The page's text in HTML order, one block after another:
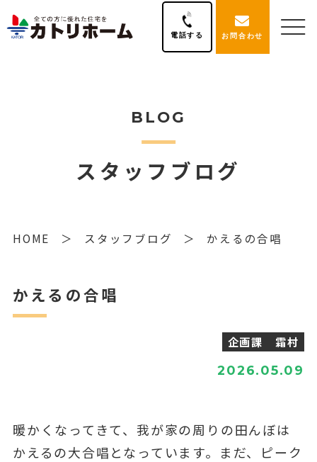
電話する お問合わせ
BLOG
スタッフブログ
HOME スタッフブログ かえるの合唱
かえるの合唱
企画課 霜村
2026.05.09
暖かくなってきて、我が家の周りの田んぼは
かえるの大合唱となっています。まだ、ピーク